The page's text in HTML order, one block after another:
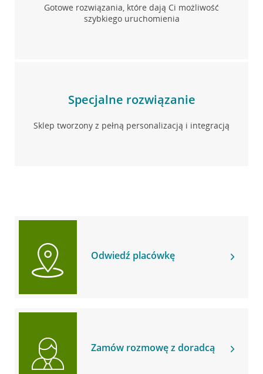
Gotowe rozwiązania, które dają Ci możliwość
szybkiego uruchomienia
Specjalne rozwiązanie
Sklep tworzony z pełną personalizacją i integracją
Odwiedź placówkę
Zamów rozmowę z doradcą